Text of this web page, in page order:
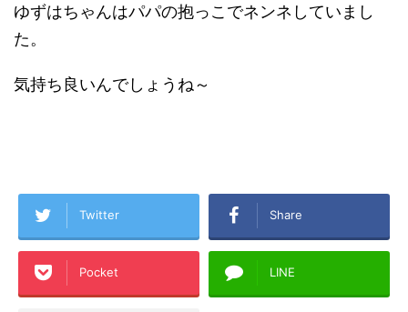
ゆずはちゃんはパパの抱っこでネンネしていまし
た。
気持ち良いんでしょうね～
Twitter Share
Pocket LINE